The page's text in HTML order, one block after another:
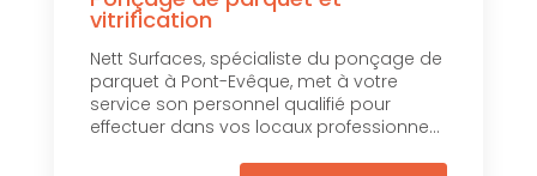
vitrification
Nett Surfaces, spécialiste du ponçage de
parquet à Pont-Evêque, met à votre
service son personnel qualifié pour
effectuer dans vos locaux professionne...